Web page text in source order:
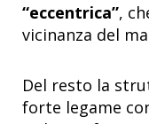
“eccentrica”,
vicinanza del
Del resto la
forte legame